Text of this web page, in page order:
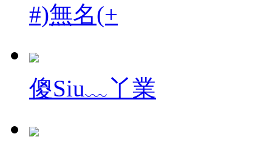
#)無名(+
傻Siu﹏丫業